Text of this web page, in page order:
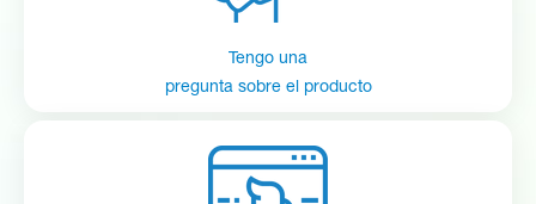
Tengo una
pregunta sobre el producto